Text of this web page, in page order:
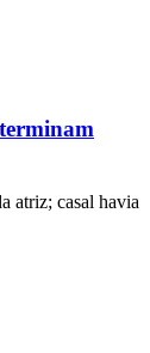
atriz; casal havia